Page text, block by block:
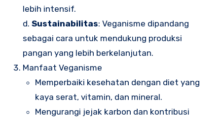
lebih intensif.
d. Sustainabilitas: Veganisme dipandang
sebagai cara untuk mendukung produksi
pangan yang lebih berkelanjutan.
Manfaat Veganisme
Memperbaiki kesehatan dengan diet yang
kaya serat, vitamin, dan mineral.
Mengurangi jejak karbon dan kontribusi